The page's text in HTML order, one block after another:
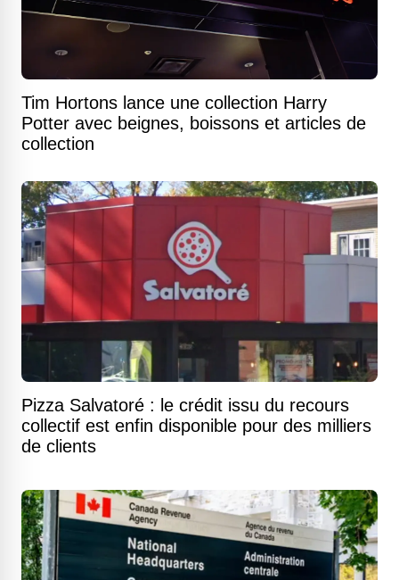
Tim Hortons lance une collection Harry
Potter avec beignes, boissons et articles de
collection
Pizza Salvatoré : le crédit issu du recours
collectif est enfin disponible pour des milliers
de clients